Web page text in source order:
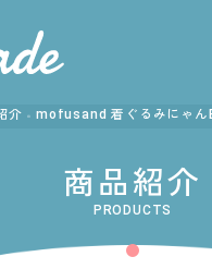
ある質問
介
商品紹介
PRODUCTS